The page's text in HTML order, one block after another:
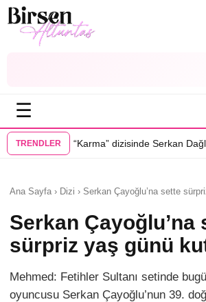
☰
TRENDLER
dizisinde Serkan Dağlı’nın partnerini
Ana Sayfa › Dizi › Serkan Çayoğlu’na sette
Serkan Çayoğlu’na
sürpriz yaş günü
Mehmed: Fetihler Sultanı setinde
oyuncusu Serkan Çayoğlu’nun 39.